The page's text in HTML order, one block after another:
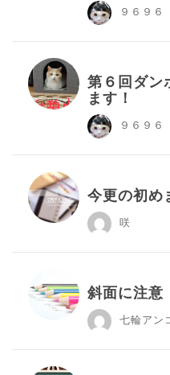
９６９６
第６回ダン
ます！
９６９６
今更の初め
咲
斜面に注意
七輪アン